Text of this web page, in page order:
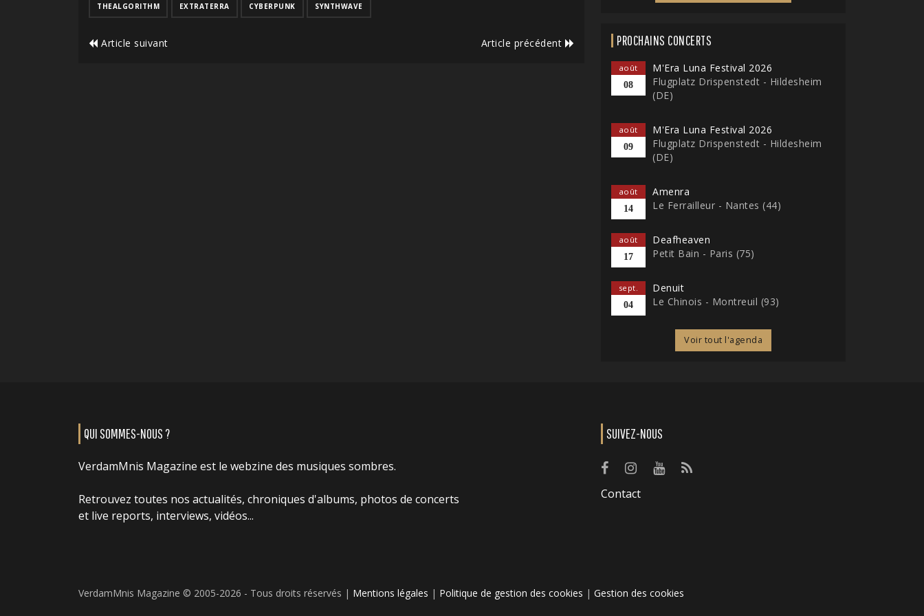
THEALGORITHM EXTRATERRA CYBERPUNK SYNTHWAVE
Article suivant Article précédent PROCHAINS CONCERTS
août
08
M'Era Luna Festival 2026
Flugplatz Drispenstedt - Hildesheim
(DE)
août
09
M'Era Luna Festival 2026
Flugplatz Drispenstedt - Hildesheim
(DE)
août
14
Amenra
Le Ferrailleur - Nantes (44)
août
17
Deafheaven
Petit Bain - Paris (75)
sept.
04
Denuit
Le Chinois - Montreuil (93)
Voir tout l'agenda
QUI SOMMES-NOUS ?
VerdamMnis Magazine est le webzine des musiques sombres.
Retrouvez toutes nos actualités, chroniques d'albums, photos de concerts
et live reports, interviews, vidéos...
SUIVEZ-NOUS
Contact
VerdamMnis Magazine © 2005-2026 - Tous droits réservés | Mentions légales | Politique de gestion des cookies | Gestion des cookies